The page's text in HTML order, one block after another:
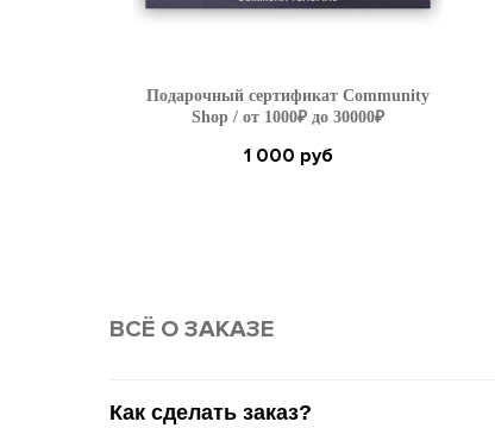
Подарочный сертификат Community
Shop / от 1000₽ до 30000₽
1 000 руб
ВСË О ЗАКАЗЕ
Как сделать заказ?